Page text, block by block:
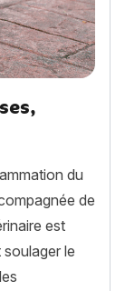
du
de
est
le